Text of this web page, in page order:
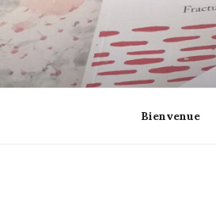
Aller
au
contenu
principal
Tout
Bienvenue